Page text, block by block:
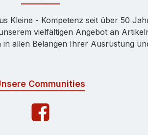
Kleine - Kompetenz seit über 50
vielfältigen Angebot an
allen Belangen Ihrer Ausrüstung
Communities